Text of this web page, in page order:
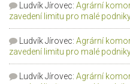
Ludvík Jírovec: Agrární
zavedení limitu pro malé
Ludvík Jírovec: Agrární
zavedení limitu pro malé
Ludvík Jírovec: Agrární